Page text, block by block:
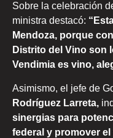
Sobre la celebración
ministra destacó:
Mendoza, porque
Distrito del Vino son
Vendimia es vino,
Asimismo, el jefe de
Rodríguez Larreta,
sinergias para
federal y promover